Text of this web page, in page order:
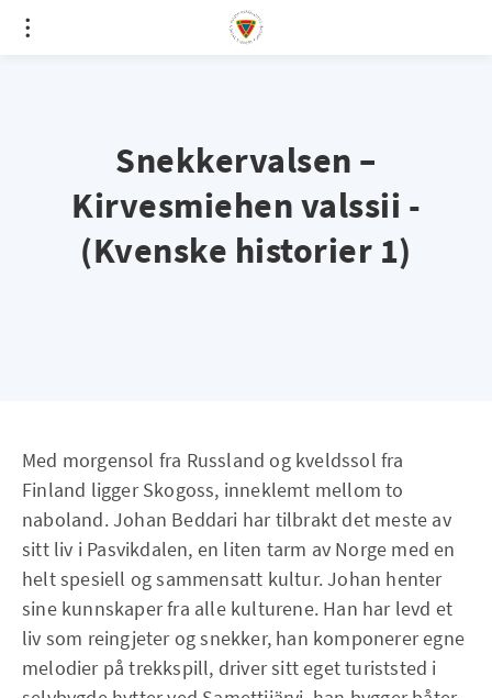
Snekkervalsen –
Kirvesmiehen valssii -
(Kvenske historier 1)
Med morgensol fra Russland og kveldssol fra
Finland ligger Skogoss, inneklemt mellom to
naboland. Johan Beddari har tilbrakt det meste av
sitt liv i Pasvikdalen, en liten tarm av Norge med en
helt spesiell og sammensatt kultur. Johan henter
sine kunnskaper fra alle kulturene. Han har levd et
liv som reingjeter og snekker, han komponerer egne
melodier på trekkspill, driver sitt eget turiststed i